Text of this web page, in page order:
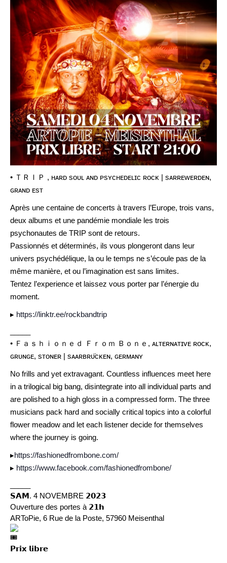
• ＴＲＩＰ , ʜᴀʀᴅ sᴏᴜʟ ᴀɴᴅ ᴘsʏᴄʜᴇᴅᴇʟɪᴄ ʀᴏᴄᴋ | sᴀʀʀᴇᴡᴇʀᴅᴇɴ,
ɢʀᴀɴᴅ ᴇsᴛ
Après une centaine de concerts à travers l’Europe, trois vans,
deux albums et une pandémie mondiale les trois
psychonautes de TRIP sont de retours.
Passionnés et déterminés, ils vous plongeront dans leur
univers psychédélique, la ou le temps ne s’écoule pas de la
même manière, et ou l’imagination est sans limites.
Tentez l’experience et laissez vous porter par l’énergie du
moment.
▸ https://linktr.ee/rockbandtrip
• Ｆａｓｈｉｏｎｅｄ Ｆｒｏｍ Ｂｏｎｅ, ᴀʟᴛᴇʀɴᴀᴛɪᴠᴇ ʀᴏᴄᴋ,
ɢʀᴜɴɢᴇ, sᴛᴏɴᴇʀ | sᴀᴀʀʙʀᴜ̈ᴄᴋᴇɴ, ɢᴇʀᴍᴀɴʏ
No frills and yet extravagant. Countless influences meet here
in a trilogical big bang, disintegrate into all individual parts and
are polished to a high gloss in a compressed form. The three
musicians pack hard and socially critical topics into a colorful
flower meadow and let each listener decide for themselves
where the journey is going.
▸https://fashionedfrombone.com/
▸ https://www.facebook.com/fashionedfrombone/
𝗦𝗔𝗠. 4 NOVEMBRE 𝟮𝟬𝟮𝟯
Ouverture des portes à 𝟮𝟭𝗵
ARToPie, 6 Rue de la Poste, 57960 Meisenthal
𝗣𝗿𝗶𝘅 𝗹𝗶𝗯𝗿𝗲